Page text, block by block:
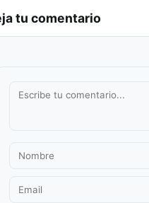
tu comentario